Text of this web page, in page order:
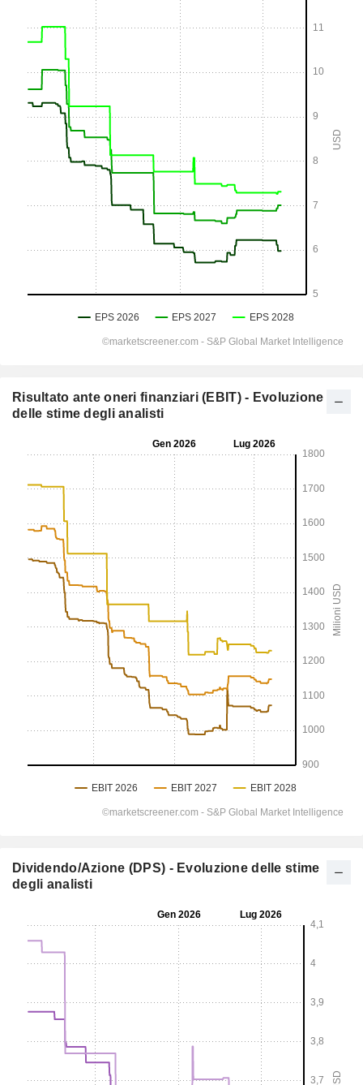
Risultato ante oneri finanziari (EBIT) - Evoluzione
delle stime degli analisti
Dividendo/Azione (DPS) - Evoluzione delle stime
degli analisti